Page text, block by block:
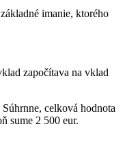
imanie, ktorého
započítava na vklad
Súhrnne, celková hodnota
sume 2 500 eur.